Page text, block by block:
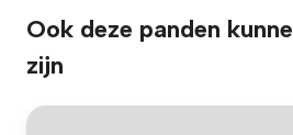
Ook deze panden
zijn